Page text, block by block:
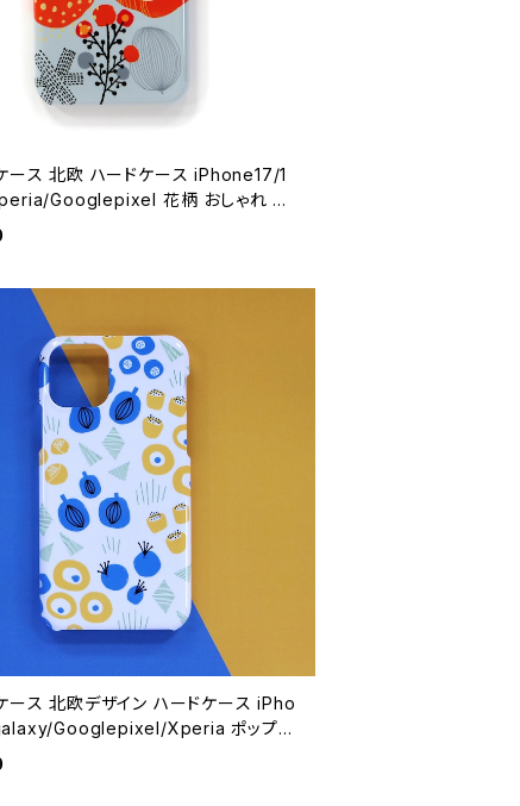
ース 北欧 ハードケース iPhone17/1
Googlepixel 花柄 おしゃれ 大
【優しい花】 hardcase
ース 北欧デザイン ハードケース iPho
Googlepixel/Xperia ポップ
人可愛い 【ポップフラワー】 hardcas